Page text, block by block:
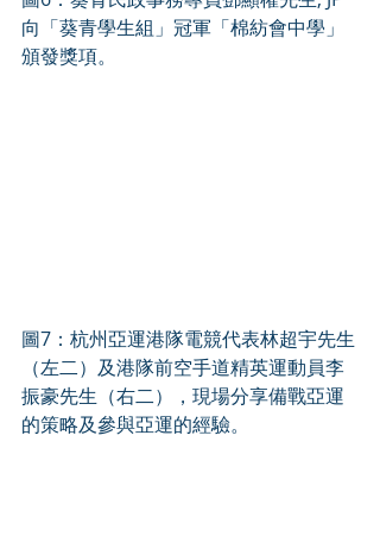
向「葵青學生組」冠軍「棉紡會中學」
頒發獎項。
圖7：杭州亞運港隊電競代表林超宇先生
（左二）及港隊前空手道精英運動員李
振豪先生（右二），現場分享備戰亞運
的策略及參與亞運的經驗。